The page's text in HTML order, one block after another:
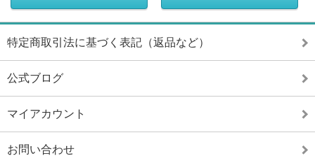
特定商取引法に基づく表記（返品など）
公式ブログ
マイアカウント
お問い合わせ